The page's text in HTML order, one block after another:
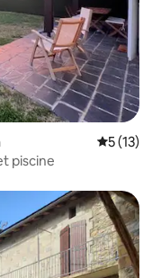
5 (13)
piscine